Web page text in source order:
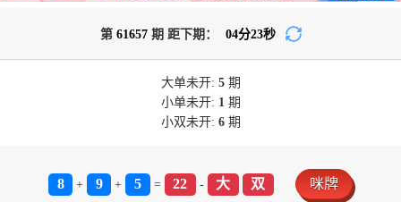
第 61657期 距下期： 04分23秒
大单未开: 5期
小单未开: 1 期
小双未开: 6期
8 + 9 + 5 = 22 - 大 双 咪牌